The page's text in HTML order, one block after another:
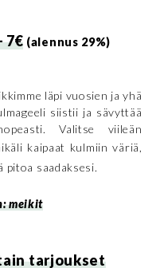
7€ (alennus 29%)
läpi vuosien ja yhä
siistii ja sävyttää
Valitse viileän
kaipaat kulmiin väriä,
pitoa saadaksesi.
meikit
tarjoukset